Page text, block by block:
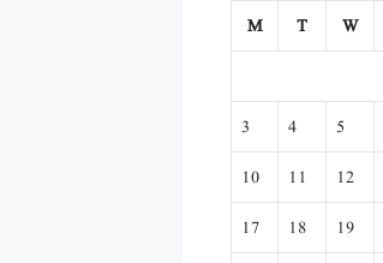
M
T W
3
4 5
10
11 12
17
18 19